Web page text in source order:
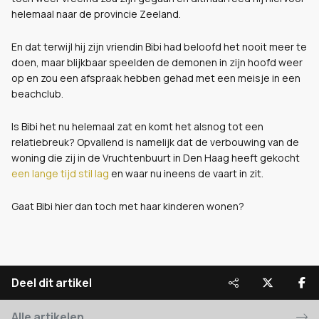
helemaal naar de provincie Zeeland.
En dat terwijl hij zijn vriendin Bibi had beloofd het nooit meer te
doen, maar blijkbaar speelden de demonen in zijn hoofd weer
op en zou een afspraak hebben gehad met een meisje in een
beachclub.
Is Bibi het nu helemaal zat en komt het alsnog tot een
relatiebreuk? Opvallend is namelijk dat de verbouwing van de
woning die zij in de Vruchtenbuurt in Den Haag heeft gekocht
een lange tijd stil lag en waar nu ineens de vaart in zit.
Gaat Bibi hier dan toch met haar kinderen wonen?
Deel dit artikel